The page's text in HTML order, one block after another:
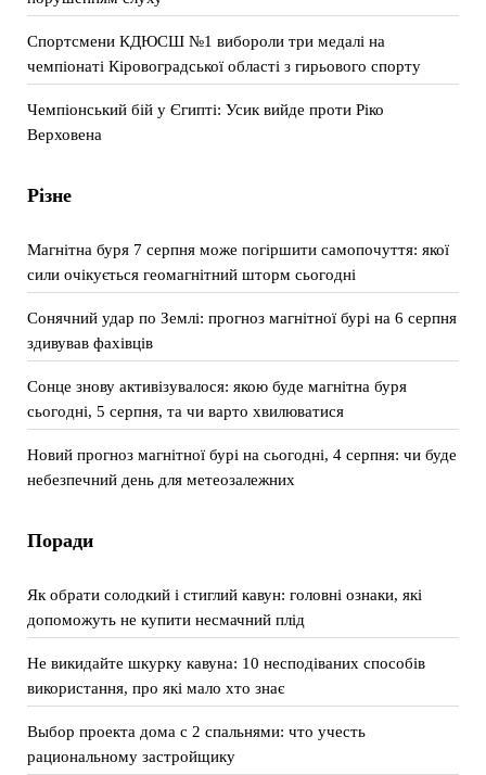
Спортсмени КДЮСШ №1 вибороли три медалі на
чемпіонаті Кіровоградської області з гирьового спорту
Чемпіонський бій у Єгипті: Усик вийде проти Ріко
Верховена
Різне
Магнітна буря 7 серпня може погіршити самопочуття: якої
сили очікується геомагнітний шторм сьогодні
Сонячний удар по Землі: прогноз магнітної бурі на 6 серпня
здивував фахівців
Сонце знову активізувалося: якою буде магнітна буря
сьогодні, 5 серпня, та чи варто хвилюватися
Новий прогноз магнітної бурі на сьогодні, 4 серпня: чи буде
небезпечний день для метеозалежних
Поради
Як обрати солодкий і стиглий кавун: головні ознаки, які
допоможуть не купити несмачний плід
Не викидайте шкурку кавуна: 10 несподіваних способів
використання, про які мало хто знає
Выбор проекта дома с 2 спальнями: что учесть
рациональному застройщику